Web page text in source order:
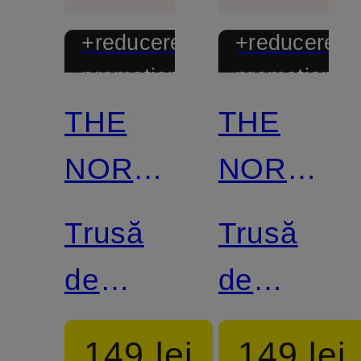
+reducere
promoțională
THE
NORTH
FACE
Trusă
de
cosmetice
+reducere
THE
NORTH
FACE
Trusă
de
toaletă